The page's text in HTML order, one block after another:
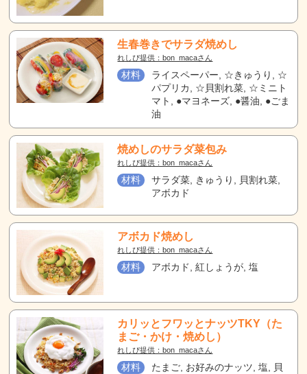
生春巻きでサラダ焼めし
れしぴ提供：bon_macaさん
材料
ライスペーパー, ☆きゅうり, ☆
パプリカ, ☆貝割れ菜, ☆ミニト
マト, ●マヨネーズ, ●醤油, ●ごま
油
焼めしのサラダ菜包み
れしぴ提供：bon_macaさん
材料
サラダ菜, きゅうり, 貝割れ菜,
アボカド
アボカド焼めし
れしぴ提供：bon_macaさん
材料 アボカド, 紅しょうが, 塩
カリッとフワッとナッツTKY（た
まご・かけ・焼めし）
れしぴ提供：bon_macaさん
材料
たまご, お好みのナッツ, 塩, 貝